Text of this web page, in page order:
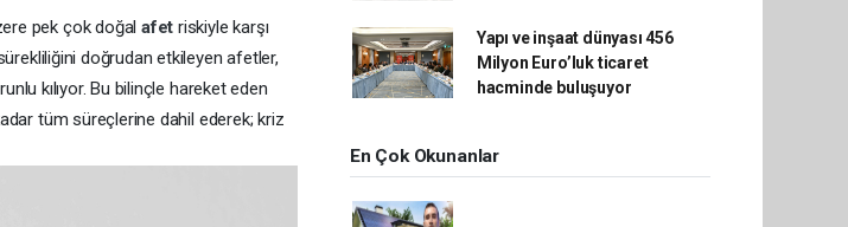
pek çok doğal afetriskiyle karşı
doğrudan etkileyen afetler,
kılıyor. Bu bilinçle hareket eden
tüm süreçlerine dahil ederek; kriz
Yapı ve inşaat dünyası 456
Milyon Euro’luk ticaret
hacminde buluşuyor
En Çok Okunanlar